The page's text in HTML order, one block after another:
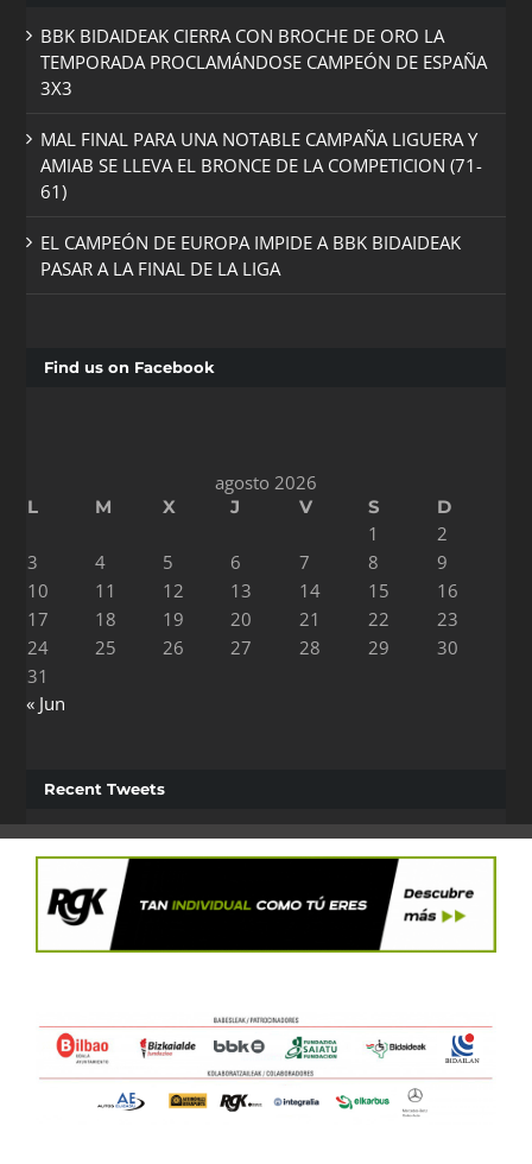
BBK BIDAIDEAK CIERRA CON BROCHE DE ORO LA
TEMPORADA PROCLAMÁNDOSE CAMPEÓN DE ESPAÑA
3X3
MAL FINAL PARA UNA NOTABLE CAMPAÑA LIGUERA Y
AMIAB SE LLEVA EL BRONCE DE LA COMPETICION (71-
61)
EL CAMPEÓN DE EUROPA IMPIDE A BBK BIDAIDEAK
PASAR A LA FINAL DE LA LIGA
Find us on Facebook
agosto 2026
L M X J V S D
1
2
3
4 5 6 7 8
9
10
11 12 13 14 15
16
17
18 19 20 21 22
23
24
25 26 27 28 29
30
31
« Jun
Recent Tweets